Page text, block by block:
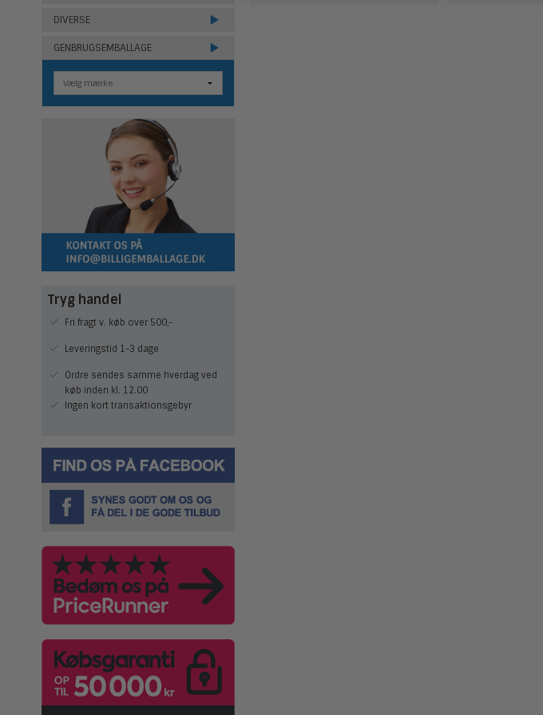
DIVERSE
GENBRUGSEMBALLAGE
Tryg handel
Fri fragt v. køb over 500,-
Leveringstid 1-3 dage
Ordre sendes samme hverdag ved
køb inden kl. 12.00
Ingen kort transaktionsgebyr